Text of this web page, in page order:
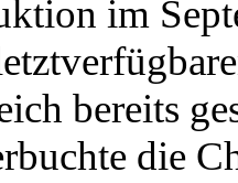
im
bereits
die